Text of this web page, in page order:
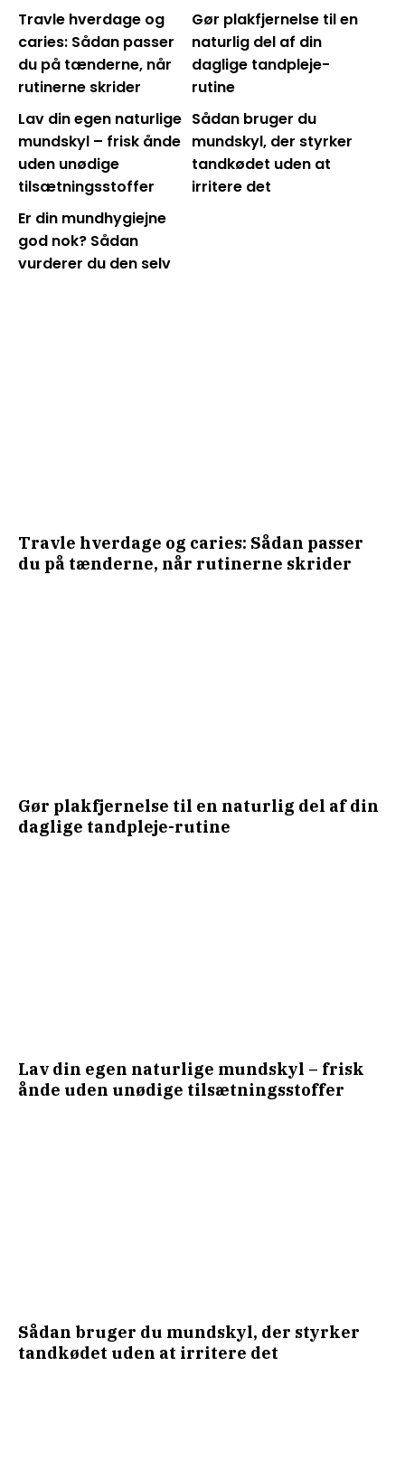
Travle hverdage og
caries: Sådan passer
du på tænderne, når
rutinerne skrider
Gør plakfjernelse til en
naturlig del af din
daglige tandpleje-
rutine
Lav din egen naturlige
mundskyl – frisk ånde
uden unødige
tilsætningsstoffer
Sådan bruger du
mundskyl, der styrker
tandkødet uden at
irritere det
Er din mundhygiejne
god nok? Sådan
vurderer du den selv
Travle hverdage og caries: Sådan passer
du på tænderne, når rutinerne skrider
Gør plakfjernelse til en naturlig del af din
daglige tandpleje-rutine
Lav din egen naturlige mundskyl – frisk
ånde uden unødige tilsætningsstoffer
Sådan bruger du mundskyl, der styrker
tandkødet uden at irritere det